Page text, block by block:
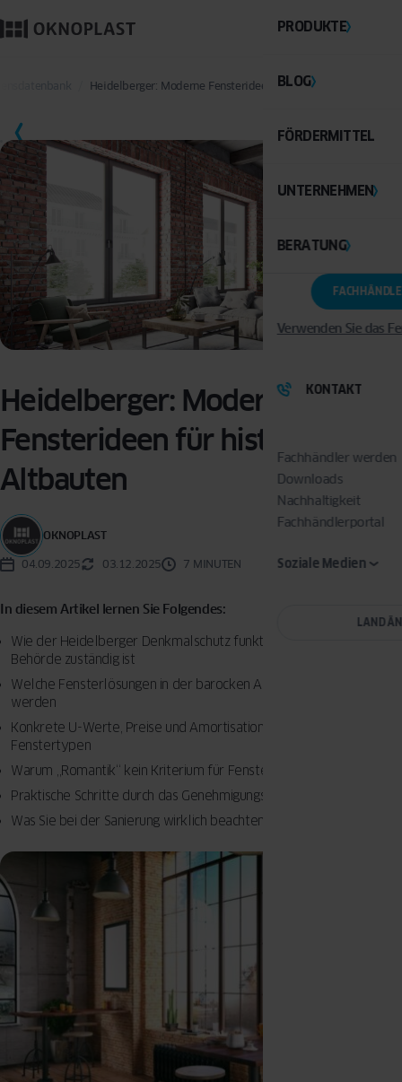
PRODUKTE
BLOG
FÖRDERMITTEL
UNTERNEHMEN
BERATUNG
Verwenden Sie das
KONTAKT
Fachhändler werden
Downloads
Nachhaltigkeit
Fachhändlerportal
Soziale Medien
LAND
Heidelberger: Moderne Fensterideen für historische Altbauten
SPEICHERN
Heidelberger: Moderne
Fensterideen für historische
Altbauten
OKNOPLAST
04.09.2025 03.12.2025 7 MINUTEN
In diesem Artikel lernen Sie Folgendes:
Wie der Heidelberger Denkmalschutz funktioniert und welche
Behörde zuständig ist
Welche Fensterlösungen in der barocken Altstadt akzeptiert
werden
Konkrete U-Werte, Preise und Amortisationszeiten verschiedener
Fenstertypen
Warum „Romantik“ kein Kriterium für Fensterwahl ist
Praktische Schritte durch das Genehmigungsverfahren
Was Sie bei der Sanierung wirklich beachten müssen